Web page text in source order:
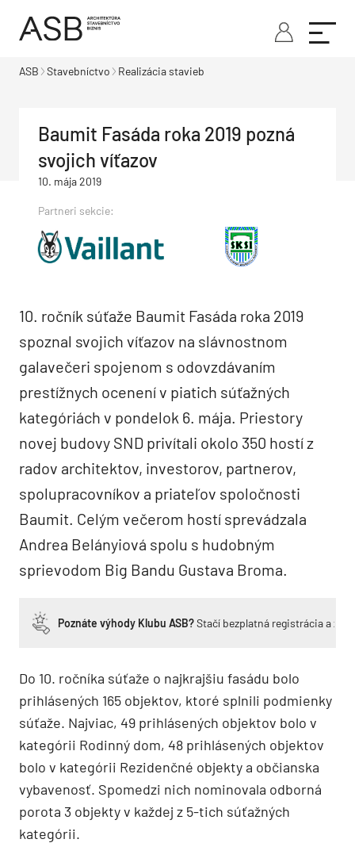
ASB Stavebníctvo Realizácia stavieb
Baumit Fasáda roka 2019 pozná
svojich víťazov
10. mája 2019
Partneri sekcie:
10. ročník súťaže Baumit Fasáda roka 2019
spoznal svojich víťazov na slávnostnom
galavečeri spojenom s odovzdávaním
prestížnych ocenení v piatich súťažných
kategóriách v pondelok 6. mája. Priestory
novej budovy SND privítali okolo 350 hostí z
radov architektov, investorov, partnerov,
spolupracovníkov a priateľov spoločnosti
Baumit. Celým večerom hostí sprevádzala
Andrea Belányiová spolu s hudobným
sprievodom Big Bandu Gustava Broma.
Poznáte výhody Klubu ASB?Stačí bezplatná registrácia a
Do 10. ročníka súťaže o najkrajšiu fasádu bolo
prihlásených 165 objektov, ktoré splnili podmienky
súťaže. Najviac, 49 prihlásených objektov bolo v
kategórii Rodinný dom, 48 prihlásených objektov
bolo v kategórii Rezidenčné objekty a občianska
vybavenosť. Spomedzi nich nominovala odborná
porota 3 objekty v každej z 5-tich súťažných
kategórii.